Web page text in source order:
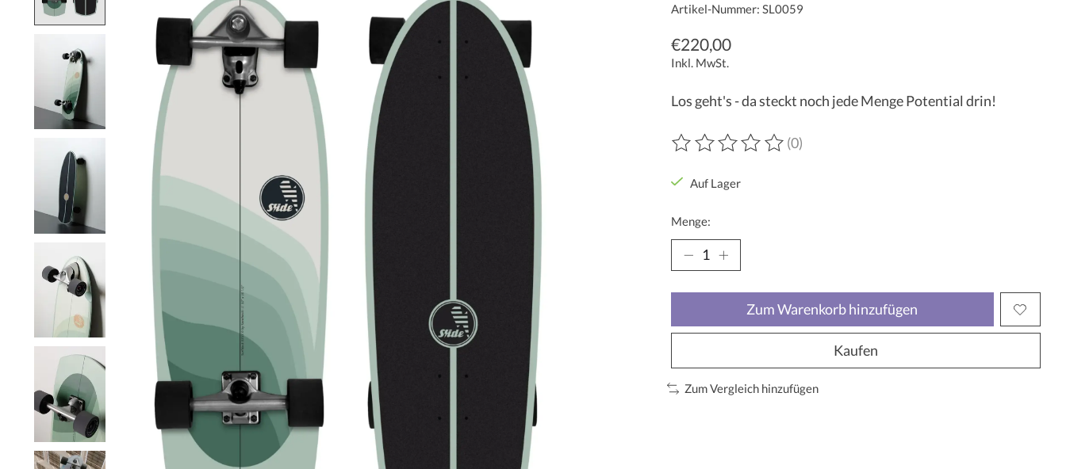
Artikel-Nummer: SL0059
€220,00
Inkl. MwSt.
Los geht's - da steckt noch jede Menge Potential drin!
Die Bewertung dieses Produkts ist
(0)
Auf Lager
Menge:
Zum Warenkorb hinzufügen
Kaufen
Zum Vergleich hinzufügen